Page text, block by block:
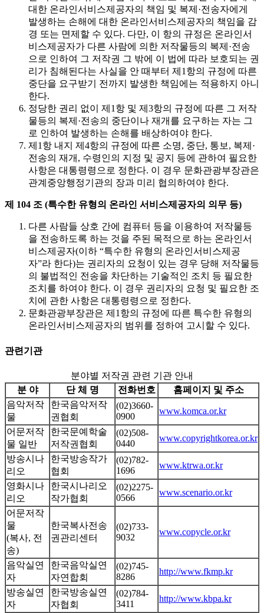
대한 온라인서비스제공자의 책임 및 복제·전송자에게
발생하는 손해에 대한 온라인서비스제공자의 책임을 감
경 또는 면제할 수 있다. 다만, 이 항의 규정은 온라인서
비스제공자가 다른 사람에 의한 저작물등의 복제·전송
으로 인하여 그 저작권 그 밖에 이 법에 따라 보호되는 권
리가 침해된다는 사실을 안 때부터 제1항의 규정에 따른
중단을 요구받기 전까지 발생한 책임에는 적용하지 아니
한다.
정당한 권리 없이 제1항 및 제3항의 규정에 따른 그 저작
물등의 복제·전송의 중단이나 재개를 요구하는 자는 그
로 인하여 발생하는 손해를 배상하여야 한다.
제1항 내지 제4항의 규정에 따른 소명, 중단, 통보, 복제·
전송의 재개, 수령인의 지정 및 공지 등에 관하여 필요한
사항은 대통령령으로 정한다. 이 경우 문화관광부장관은
관계중앙행정기관의 장과 미리 협의하여야 한다.
제 104 조 (특수한 유형의 온라인 서비스제공자의 의무 등)
다른 사람들 상호 간에 컴퓨터 등을 이용하여 저작물등
을 전송하도록 하는 것을 주된 목적으로 하는 온라인서
비스제공자(이하 “특수한 유형의 온라인서비스제공
자”라 한다)는 권리자의 요청이 있는 경우 당해 저작물등
의 불법적인 전송을 차단하는 기술적인 조치 등 필요한
조치를 하여야 한다. 이 경우 권리자의 요청 및 필요한 조
치에 관한 사항은 대통령령으로 정한다.
문화관광부장관은 제1항의 규정에 따른 특수한 유형의
온라인서비스제공자의 범위를 정하여 고시할 수 있다.
관련기관
분야별 저작권 관련 기관 안내
분 야
단 체 명 전화번호
홈페이지 및 주소
음악저작
물
한국음악저작
권협회
(02)3660-
0900
www.komca.or.kr
어문저작
물 일반
한국문예학술
저작권협회
(02)508-
0440
www.copyrightkorea.or.kr
방송시나
리오
한국방송작가
협회
(02)782-
1696
www.ktrwa.or.kr
영화시나
리오
한국시나리오
작가협회
(02)2275-
0566
www.scenario.or.kr
어문저작
물
(복사, 전
송)
한국복사전송
권관리센터
(02)733-
9032
www.copycle.or.kr
음악실연
자
한국음악실연
자연합회
(02)745-
8286
http://www.fkmp.kr
방송실연
자
한국방송실연
자협회
(02)784-
3411
http://www.kbpa.kr